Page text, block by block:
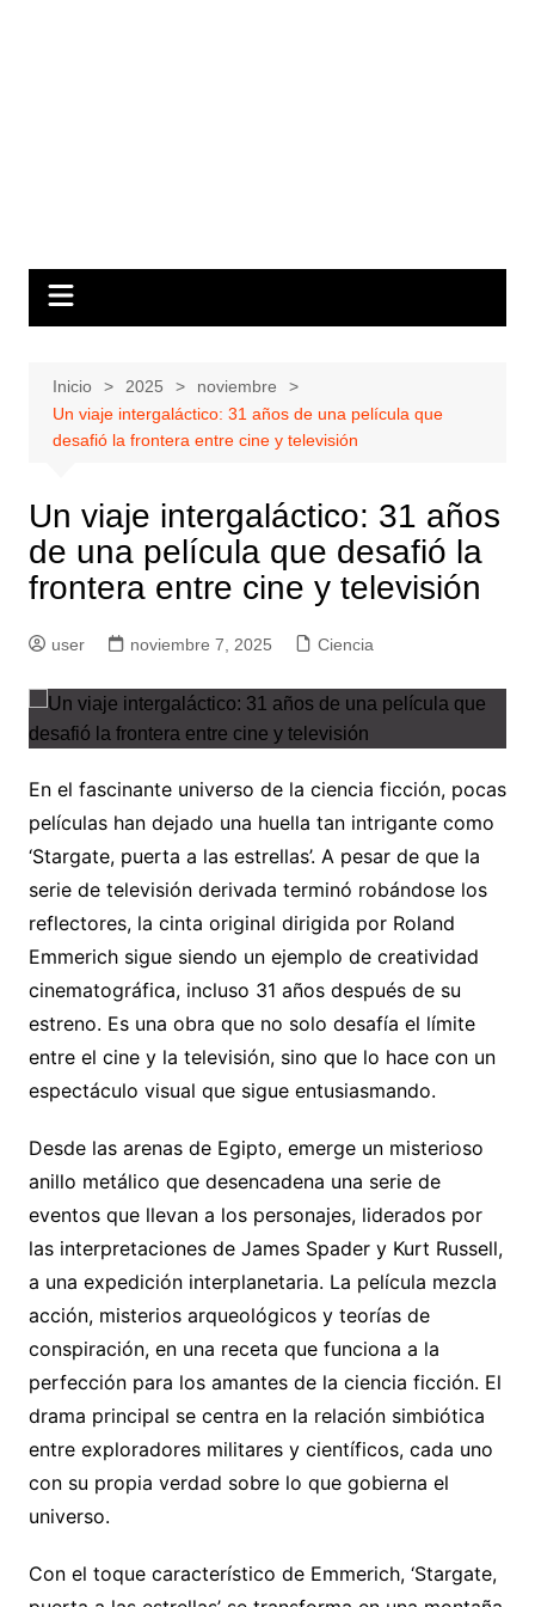
Inicio 2025
noviembre
Un viaje intergaláctico: 31 años de una película que
desafió la frontera entre cine y televisión
Un viaje intergaláctico: 31 años
de una película que desafió la
frontera entre cine y televisión
user noviembre 7, 2025 Ciencia
En el fascinante universo de la ciencia ficción, pocas
películas han dejado una huella tan intrigante como
‘Stargate, puerta a las estrellas’. A pesar de que la
serie de televisión derivada terminó robándose los
reflectores, la cinta original dirigida por Roland
Emmerich sigue siendo un ejemplo de creatividad
cinematográfica, incluso 31 años después de su
estreno. Es una obra que no solo desafía el límite
entre el cine y la televisión, sino que lo hace con un
espectáculo visual que sigue entusiasmando.
Desde las arenas de Egipto, emerge un misterioso
anillo metálico que desencadena una serie de
eventos que llevan a los personajes, liderados por
las interpretaciones de James Spader y Kurt Russell,
a una expedición interplanetaria. La película mezcla
acción, misterios arqueológicos y teorías de
conspiración, en una receta que funciona a la
perfección para los amantes de la ciencia ficción. El
drama principal se centra en la relación simbiótica
entre exploradores militares y científicos, cada uno
con su propia verdad sobre lo que gobierna el
universo.
Con el toque característico de Emmerich, ‘Stargate,